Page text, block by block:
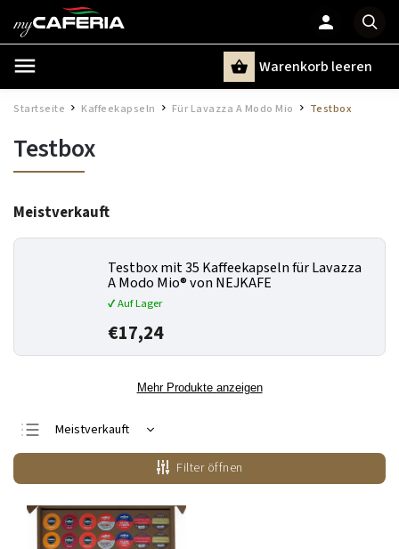
Warenkorb leeren
Startseite / Kaffeekapseln Für Lavazza A Modo Mio Testbox
Testbox
Meistverkauft
Testbox mit 35 Kaffeekapseln für Lavazza
A Modo Mio® von NEJKAFE
✔ Auf Lager
€17,24
Mehr Produkte anzeigen
Meistverkauft
Günstigste
Teuerste
Alphabetisch
Filter öffnen